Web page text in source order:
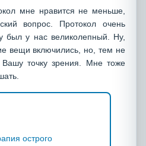
мне нравится не меньше,
вопрос. Протокол очень
у нас великолепный. Ну,
вещи включились, но, тем не
точку зрения. Мне тоже
острого